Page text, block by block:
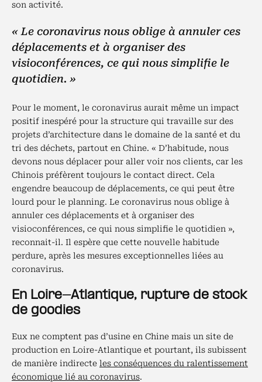
son activité.
« Le coronavirus nous oblige à annuler ces
déplacements et à organiser des
visioconférences, ce qui nous simplifie le
quotidien. »
Pour le moment, le coronavirus aurait même un impact
positif inespéré pour la structure qui travaille sur des
projets d’architecture dans le domaine de la santé et du
tri des déchets, partout en Chine. « D’habitude, nous
devons nous déplacer pour aller voir nos clients, car les
Chinois préfèrent toujours le contact direct. Cela
engendre beaucoup de déplacements, ce qui peut être
lourd pour le planning. Le coronavirus nous oblige à
annuler ces déplacements et à organiser des
visioconférences, ce qui nous simplifie le quotidien »,
reconnait-il. Il espère que cette nouvelle habitude
perdure, après les mesures exceptionnelles liées au
coronavirus.
En Loire-Atlantique, rupture de stock
de goodies
Eux ne comptent pas d’usine en Chine mais un site de
production en Loire-Atlantique et pourtant, ils subissent
de manière indirecte les conséquences du ralentissement
économique lié au coronavirus.